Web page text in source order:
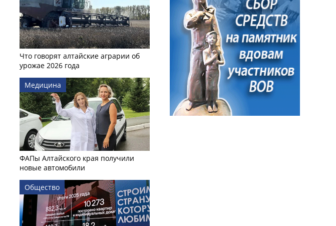
Что говорят алтайские аграрии об
урожае 2026 года
Медицина
ФАПы Алтайского края получили
новые автомобили
Общество